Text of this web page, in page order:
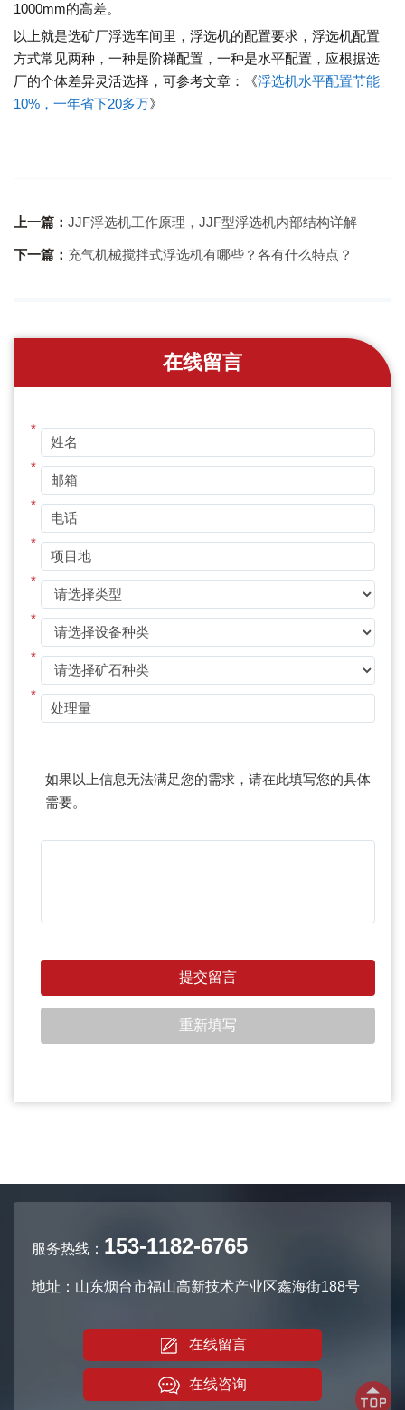
1000mm的高差。
以上就是选矿厂浮选车间里，浮选机的配置要求，浮选机配置
方式常见两种，一种是阶梯配置，一种是水平配置，应根据选
厂的个体差异灵活选择，可参考文章：《浮选机水平配置节能
10%，一年省下20多万》
上一篇： JJF浮选机工作原理，JJF型浮选机内部结构详解
下一篇： 充气机械搅拌式浮选机有哪些？各有什么特点？
在线留言
*
*
*
*
*
*
*
*
如果以上信息无法满足您的需求，请在此填写您的具体
需要。
服务热线： 153-1182-6765
地址：山东烟台市福山高新技术产业区鑫海街188号
在线留言
在线咨询